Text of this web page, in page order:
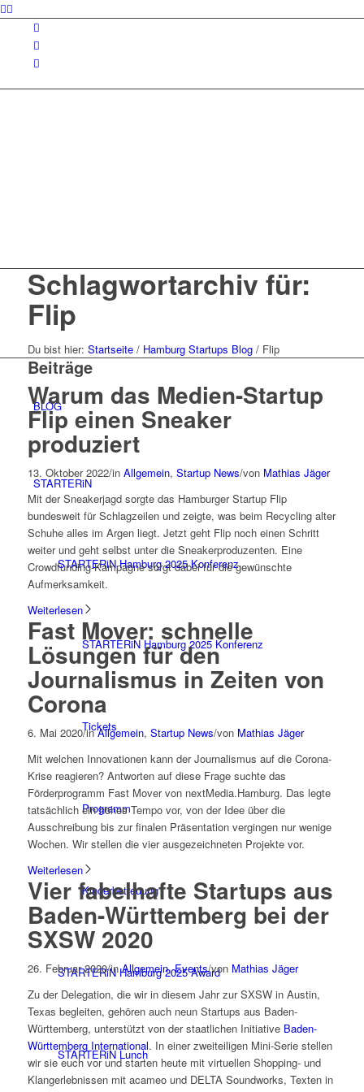
BLOG
STARTERiN
STARTERiN Hamburg 2025 Konferenz
STARTERiN Hamburg 2025 Konferenz
Tickets
Programm
Kinderbetreuung
STARTERiN Hamburg 2025 Award
STARTERiN Lunch
Schlagwortarchiv für:
Flip
Du bist hier: Startseite / Hamburg Startups Blog / Flip
Beiträge
Warum das Medien-Startup
Flip einen Sneaker
produziert
13. Oktober 2022/in Allgemein, Startup News/von Mathias Jäger
Mit der Sneakerjagd sorgte das Hamburger Startup Flip
bundesweit für Schlagzeilen und zeigte, was beim Recycling alter
Schuhe alles im Argen liegt. Jetzt geht Flip noch einen Schritt
weiter und geht selbst unter die Sneakerproduzenten. Eine
Crowdfunding-Kampagne sorgt dabei für die gewünschte
Aufmerksamkeit.
Weiterlesen
Fast Mover: schnelle
Lösungen für den
Journalismus in Zeiten von
Corona
6. Mai 2020/inAllgemein, Startup News/von Mathias Jäger
Mit welchen Innovationen kann der Journalismus auf die Corona-
Krise reagieren? Antworten auf diese Frage suchte das
Förderprogramm Fast Mover von nextMedia.Hamburg. Das legte
tatsächlich ein hohes Tempo vor, von der Idee über die
Ausschreibung bis zur finalen Präsentation vergingen nur wenige
Wochen. Wir stellen die vier ausgezeichneten Projekte vor.
Weiterlesen
Vier fabelhafte Startups aus
Baden-Württemberg bei der
SXSW 2020
26. Februar 2020/inAllgemein,Events/von Mathias Jäger
Zu der Delegation, die wir in diesem Jahr zur SXSW in Austin,
Texas begleiten, gehören auch neun Startups aus Baden-
Württemberg, unterstützt von der staatlichen Initiative Baden-
Württemberg International. In einer zweiteiligen Mini-Serie stellen
wir sie euch vor und starten heute mit virtuellen Shopping- und
Klangerlebnissen mit acameo und DELTA Soundworks, Texten in